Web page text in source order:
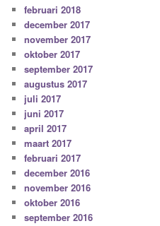
februari 2018
december 2017
november 2017
oktober 2017
september 2017
augustus 2017
juli 2017
juni 2017
april 2017
maart 2017
februari 2017
december 2016
november 2016
oktober 2016
september 2016